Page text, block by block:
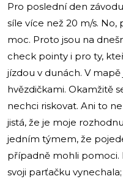
Pro poslední den
síle více než 20 m/s. No,
moc. Proto jsou na
check pointy i pro ty,
jízdou v dunách. V
hvězdičkami. Okamžitě
nechci riskovat. Ani to
jistá, že je moje
jedním týmem, že
případně mohli pomoci.
svoji parťačku